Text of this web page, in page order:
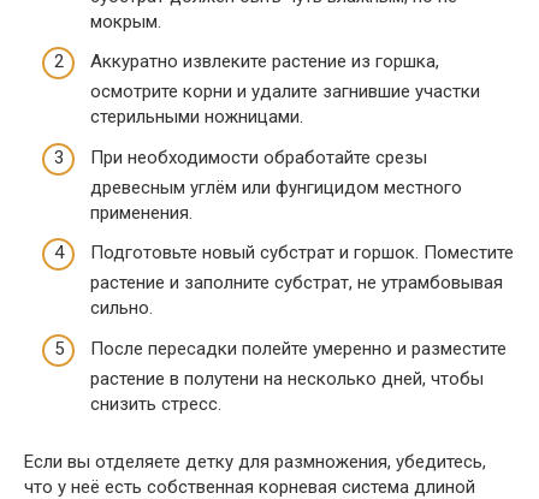
мокрым.
Аккуратно извлеките растение из горшка,
осмотрите корни и удалите загнившие участки
стерильными ножницами.
При необходимости обработайте срезы
древесным углём или фунгицидом местного
применения.
Подготовьте новый субстрат и горшок. Поместите
растение и заполните субстрат, не утрамбовывая
сильно.
После пересадки полейте умеренно и разместите
растение в полутени на несколько дней, чтобы
снизить стресс.
Если вы отделяете детку для размножения, убедитесь,
что у неё есть собственная корневая система длиной